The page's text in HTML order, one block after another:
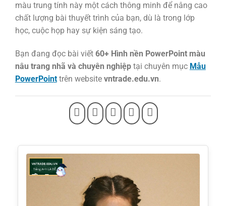
màu trung tính này một cách thông minh để nâng cao
chất lượng bài thuyết trình của bạn, dù là trong lớp
học, cuộc họp hay sự kiện sáng tạo.
Bạn đang đọc bài viết 60+ Hình nền PowerPoint màu
nâu trang nhã và chuyên nghiệptại chuyên mục Mẫu
PowerPointtrên website vntrade.edu.vn.